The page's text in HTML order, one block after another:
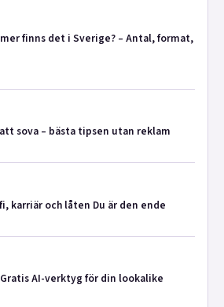
finns det i Sverige? – Antal, format,
sova – bästa tipsen utan reklam
karriär och låten Du är den ende
AI-verktyg för din lookalike